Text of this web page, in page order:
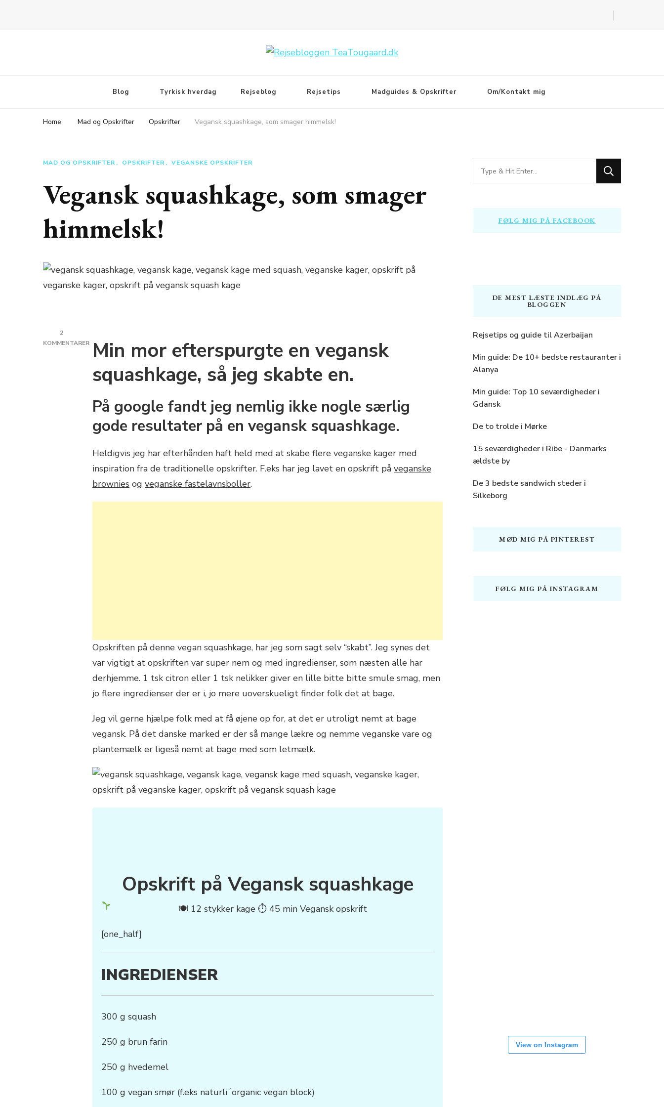
Blog Tyrkisk hverdag Rejseblog Rejsetips Madguides & Opskrifter Om/Kontakt mig
Home Mad og Opskrifter Opskrifter Vegansk squashkage, som smager himmelsk!
MAD OG OPSKRIFTER OPSKRIFTER VEGANSKE OPSKRIFTER
Vegansk squashkage, som smager
himmelsk!
2
KOMMENTARER
SQUASHKAGE,
Min mor efterspurgte en vegansk
squashkage, så jeg skabte en.
På google fandt jeg nemlig ikke nogle særlig
gode resultater på en vegansk squashkage.
Heldigvis jeg har efterhånden haft held med at skabe flere veganske kager med
inspiration fra de traditionelle opskrifter. F.eks har jeg lavet en opskrift på veganske
brownies og veganske fastelavnsboller.
Opskriften på denne vegan squashkage, har jeg som sagt selv “skabt”. Jeg synes det
var vigtigt at opskriften var super nem og med ingredienser, som næsten alle har
derhjemme. 1 tsk citron eller 1 tsk nelikker giver en lille bitte bitte smule smag, men
jo flere ingredienser der er i, jo mere uoverskueligt finder folk det at bage.
Jeg vil gerne hjælpe folk med at få øjene op for, at det er utroligt nemt at bage
vegansk. På det danske marked er der så mange lækre og nemme veganske vare og
plantemælk er ligeså nemt at bage med som letmælk.
Opskrift på Vegansk squashkage
🍽 12 stykker kage ⏱ 45 min Vegansk opskrift
[one_half]
INGREDIENSER
300 g squash
250 g brun farin
250 g hvedemel
100 g vegan smør (f.eks naturli´organic vegan block)
Looking
for
FØLG MIG PÅ FACEBOOK
DE MEST LÆSTE INDLÆG PÅ
BLOGGEN
Rejsetips og guide til Azerbaijan
Min guide: De 10+ bedste restauranter i
Alanya
Min guide: Top 10 seværdigheder i
Gdansk
De to trolde i Mørke
15 seværdigheder i Ribe - Danmarks
ældste by
De 3 bedste sandwich steder i
Silkeborg
MØD MIG PÅ PINTEREST
FØLG MIG PÅ INSTAGRAM
View on Instagram